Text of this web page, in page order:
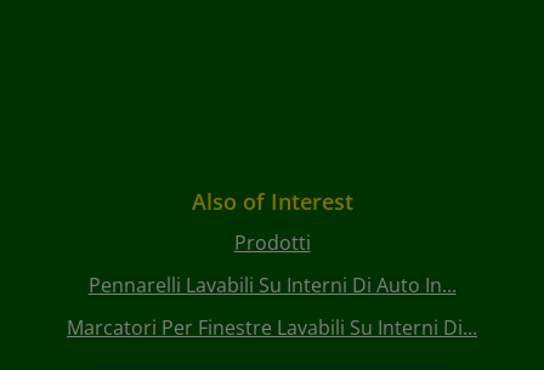
Also of Interest
Prodotti
Pennarelli Lavabili Su Interni Di Auto In...
Marcatori Per Finestre Lavabili Su Interni Di...